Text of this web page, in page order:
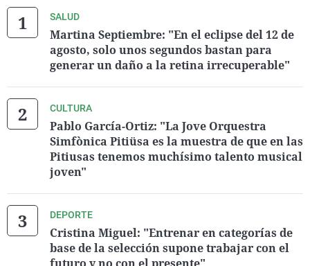
SALUD
Martina Septiembre: "En el eclipse del 12 de
agosto, solo unos segundos bastan para
generar un daño a la retina irrecuperable"
CULTURA
Pablo García-Ortiz: "La Jove Orquestra
Simfònica Pitiüsa es la muestra de que en las
Pitiusas tenemos muchísimo talento musical
joven"
DEPORTE
Cristina Miguel: "Entrenar en categorías de
base de la selección supone trabajar con el